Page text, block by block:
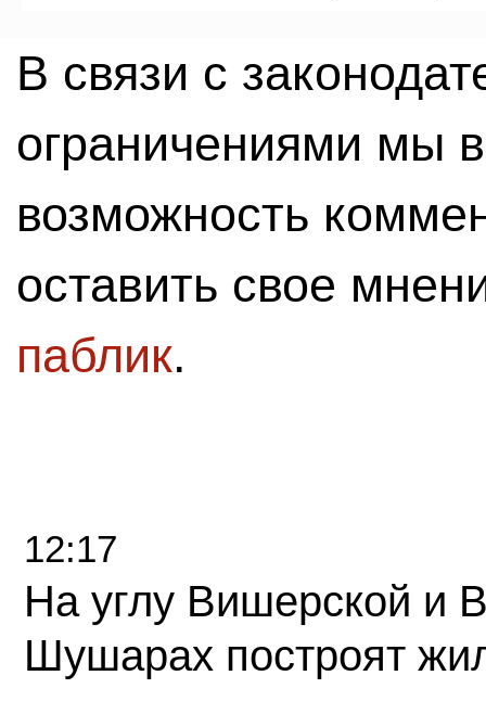
В связи с
ограничениями мы
возможность
оставить свое
паблик.
12:17
На углу Вишерской и
Шушарах построят